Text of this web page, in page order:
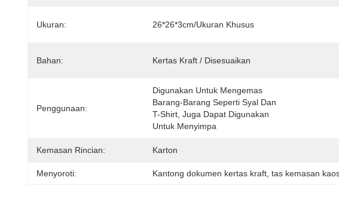
Ukuran: 26*26*3cm/Ukuran Khusus
Bahan: Kertas Kraft / Disesuaikan
Penggunaan:
Digunakan Untuk Mengemas
Barang-Barang Seperti Syal Dan
T-Shirt, Juga Dapat Digunakan
Untuk Menyimpa
Kemasan Rincian: Karton
Menyoroti: Kantong dokumen kertas kraft tas kemasan